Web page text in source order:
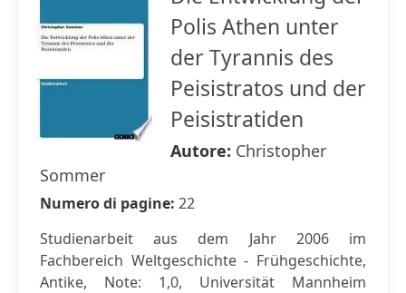
Polis Athen unter
der Tyrannis des
Peisistratos und der
Peisistratiden
Autore: Christopher
Sommer
Numero di pagine: 22
Studienarbeit aus dem Jahr 2006 im
Fachbereich Weltgeschichte - Frühgeschichte,
Antike, Note: 1,0, Universität Mannheim